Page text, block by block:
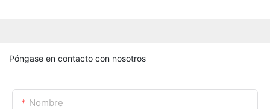
Póngase en contacto con nosotros
Nombre